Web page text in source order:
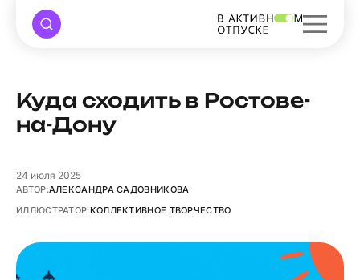
Куда сходить в Ростове-
на-Дону
24 июля 2025
АВТОР:АЛЕКСАНДРА САДОВНИКОВА
ИЛЛЮСТРАТОР:КОЛЛЕКТИВНОЕ ТВОРЧЕСТВО